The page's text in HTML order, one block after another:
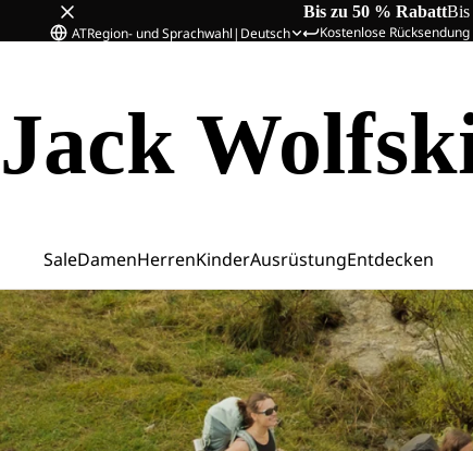
Bis zu 50 % RabattBis
Kostenlose
ATRegion- und Sprachwahl| Deutsch
Jack
SaleDamenHerrenKinderAusrüstungEntdecken